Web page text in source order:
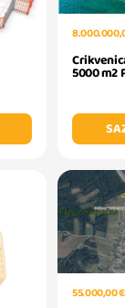
5000 m2
55.000,00 €